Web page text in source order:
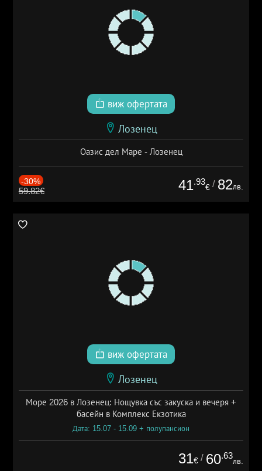
виж офертата
Лозенец
Оазис дел Маре - Лозенец
-30%
59.82€ 41.93
€ / 82лв.
виж офертата
Лозенец
Море 2026 в Лозенец: Нощувка със закуска и вечеря +
басейн в Комплекс Екзотика
Дата: 15.07 - 15.09 + полупансион
31€ / 60.63
лв.